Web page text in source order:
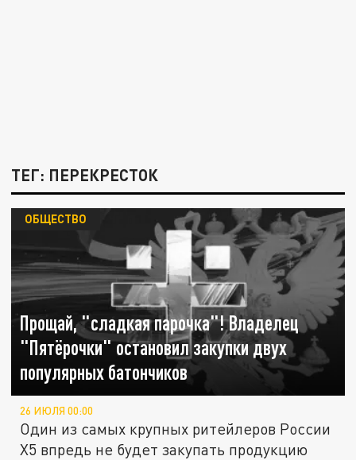
ТЕГ: ПЕРЕКРЕСТОК
Прощай, "сладкая парочка"! Владелец
"Пятёрочки" остановил закупки двух
популярных батончиков
ОБЩЕСТВО
26 ИЮЛЯ 00:00
Один из самых крупных ритейлеров России
X5 впредь не будет закупать продукцию